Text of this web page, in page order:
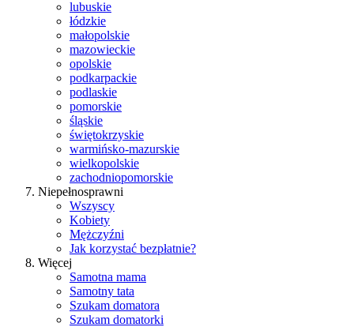
lubuskie
łódzkie
małopolskie
mazowieckie
opolskie
podkarpackie
podlaskie
pomorskie
śląskie
świętokrzyskie
warmińsko-mazurskie
wielkopolskie
zachodniopomorskie
Niepełnosprawni
Wszyscy
Kobiety
Mężczyźni
Jak korzystać bezpłatnie?
Więcej
Samotna mama
Samotny tata
Szukam domatora
Szukam domatorki